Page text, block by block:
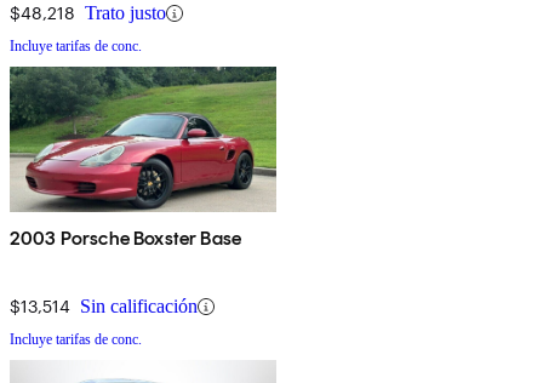
$48,218 Trato justo
Incluye tarifas de conc.
2003 Porsche Boxster Base
$13,514 Sin calificación
Incluye tarifas de conc.